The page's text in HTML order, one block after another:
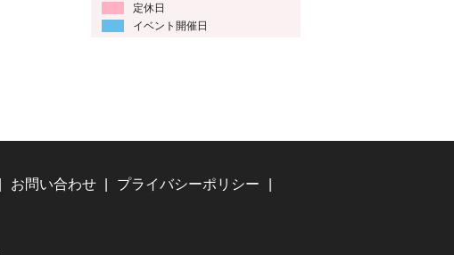
定休日
イベント開催日
お問い合わせ
プライバシーポリシー